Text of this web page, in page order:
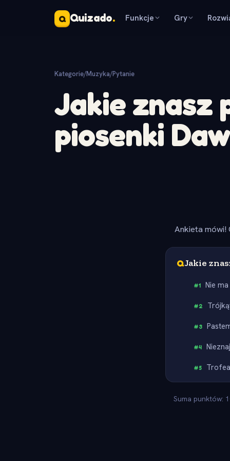
Q Quizado. Funkcje Gry
Kategorie/Muzyka/Pytanie
Jakie znasz
piosenki
Ankieta mówi!
QJakie
#1 Nie
#2
#3
#4
#5
Suma punktów: